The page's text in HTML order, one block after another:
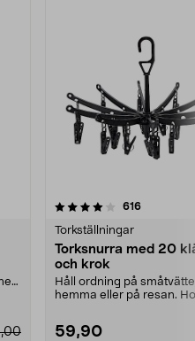
616
Torkställningar
Torksnurra med 20
och krok
Håll ordning på
hemma eller på resan.
59,90
4.5 av 5 stjärnor